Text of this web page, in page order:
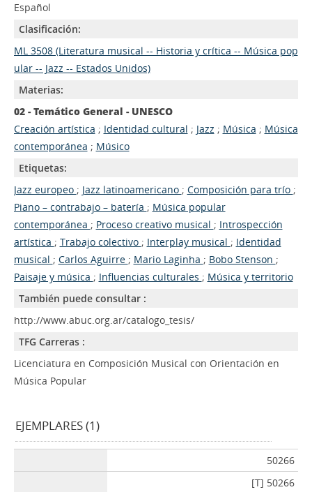
Español
Clasificación:
ML 3508 (Literatura musical -- Historia y crítica -- Música pop
ular -- Jazz -- Estados Unidos)
Materias:
02 - Temático General - UNESCO
Creación artística ; Identidad cultural ; Jazz ; Música ; Música
contemporánea ; Músico
Etiquetas:
Jazz europeo ; Jazz latinoamericano ; Composición para trío ;
Piano – contrabajo – batería ; Música popular
contemporánea ; Proceso creativo musical ; Introspección
artística ; Trabajo colectivo ; Interplay musical ; Identidad
musical ; Carlos Aguirre ; Mario Laginha ; Bobo Stenson ;
Paisaje y música ; Influencias culturales ; Música y territorio
También puede consultar :
http://www.abuc.org.ar/catalogo_tesis/
TFG Carreras :
Licenciatura en Composición Musical con Orientación en
Música Popular
EJEMPLARES (1)
50266
[T] 50266